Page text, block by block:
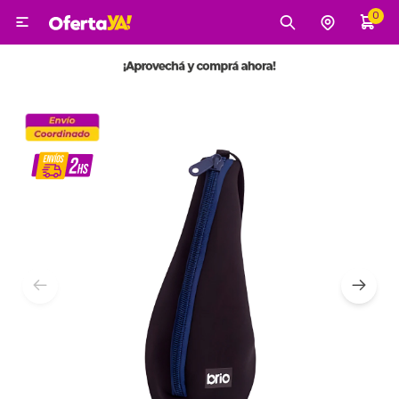
0
 MI CUENTA
Tecnología
Tv, Audio y Video
Tecnología
Gaming